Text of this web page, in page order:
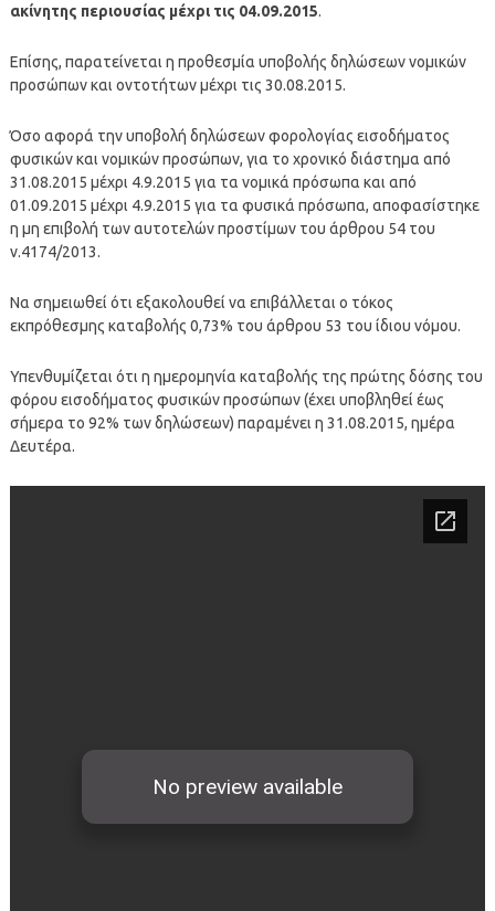
ακίνητης περιουσίας μέχρι τις 04.09.2015.
Επίσης, παρατείνεται η προθεσμία υποβολής δηλώσεων νομικών
προσώπων και οντοτήτων μέχρι τις 30.08.2015.
Όσο αφορά την υποβολή δηλώσεων φορολογίας εισοδήματος
φυσικών και νομικών προσώπων, για το χρονικό διάστημα από
31.08.2015 μέχρι 4.9.2015 για τα νομικά πρόσωπα και από
01.09.2015 μέχρι 4.9.2015 για τα φυσικά πρόσωπα, αποφασίστηκε
η μη επιβολή των αυτοτελών προστίμων του άρθρου 54 του
ν.4174/2013.
Να σημειωθεί ότι εξακολουθεί να επιβάλλεται ο τόκος
εκπρόθεσμης καταβολής 0,73% του άρθρου 53 του ίδιου νόμου.
Υπενθυμίζεται ότι η ημερομηνία καταβολής της πρώτης δόσης του
φόρου εισοδήματος φυσικών προσώπων (έχει υποβληθεί έως
σήμερα το 92% των δηλώσεων) παραμένει η 31.08.2015, ημέρα
Δευτέρα.